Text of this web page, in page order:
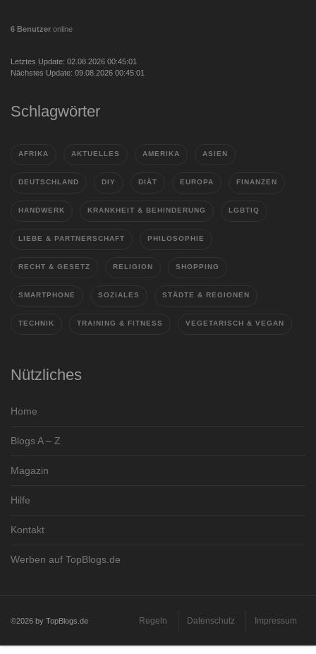
6 Benutzer online
Letztes Update: 02.08.2026 00:45:01
Nächstes Update: 09.08.2026 00:45:01
Schlagwörter
AFRIKA AKTUELLES AMERIKA ASIEN
DEUTSCHLAND DIY DIÄT EUROPA FINANZEN
HANDWERK KRANKHEIT & BEHINDERUNG LGBTIQ
LIEBE & PARTNERSCHAFT PHILOSOPHIE
RECHT & GESETZ RELIGION SHOPPING
SMARTPHONE SOZIALES STÄDTE & REGIONEN
TECHNIK TRAINING & FITNESS VEGETARISCH & VEGAN
Nützliches
Home
Blogs A – Z
Magazin
Hilfe
Kontakt
Werben auf TopBlogs.de
©2026 by TopBlogs.de Regeln Datenschutz Impressum